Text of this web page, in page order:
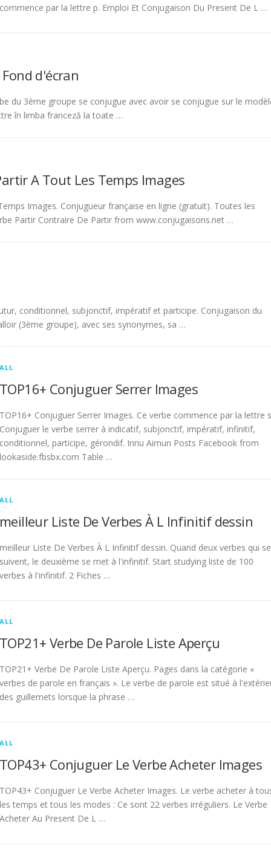
commence par la lettre p. Emploi Et Conjugaison Du Present De L …
d'écran
du 3ème groupe se conjugue avec avoir se conjugue sur le
în limba franceză la toate …
A Tout Les Temps Images
Images. Conjugueur française en ligne (gratuit). Toutes les
Partir Contraire De Partir from www.conjugaisons.net …
conditionnel, subjonctif, impératif et participe. Conjugaison du
(3ème groupe), avec ses synonymes, sa …
ALL
TOP16+ Conjuguer Serrer Images
TOP16+ Conjuguer Serrer Images. Ce verbe commence par la lettre
Conjuguer le verbe serrer à indicatif, subjonctif, impératif, infinitif,
conditionnel, participe, gérondif. Innu Aimun Posts Facebook from
lookaside.fbsbx.com Table …
ALL
meilleur Liste De Verbes À L Infinitif dessin
meilleur Liste De Verbes À L Infinitif dessin. Quand deux verbes qui se
suivent, le deuxième se met à l'infinitif. Start studying liste de 100
verbes à l'infinitif. 2 Fiches …
ALL
TOP21+ Verbe De Parole Liste Aperçu
TOP21+ Verbe De Parole Liste Aperçu. Pages dans la catégorie «
verbes de parole en français ». Le verbe de parole est situé à
des guillemets lorsque la phrase …
ALL
TOP43+ Conjuguer Le Verbe Acheter Images
TOP43+ Conjuguer Le Verbe Acheter Images. Le verbe acheter à
les temps et tous les modes : Ce sont 22 verbes irréguliers. Le Verbe
Acheter Au Present De L …